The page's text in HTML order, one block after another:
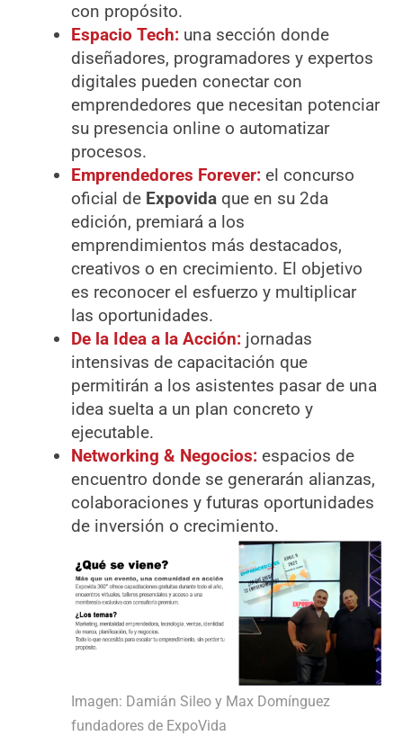
con propósito.
Espacio Tech: una sección donde
diseñadores, programadores y expertos
digitales pueden conectar con
emprendedores que necesitan potenciar
su presencia online o automatizar
procesos.
Emprendedores Forever: el concurso
oficial de Expovida que en su 2da
edición, premiará a los
emprendimientos más destacados,
creativos o en crecimiento. El objetivo
es reconocer el esfuerzo y multiplicar
las oportunidades.
De la Idea a la Acción: jornadas
intensivas de capacitación que
permitirán a los asistentes pasar de una
idea suelta a un plan concreto y
ejecutable.
Networking & Negocios: espacios de
encuentro donde se generarán alianzas,
colaboraciones y futuras oportunidades
de inversión o crecimiento.
Imagen: Damián Sileo y Max Domínguez
fundadores de ExpoVida